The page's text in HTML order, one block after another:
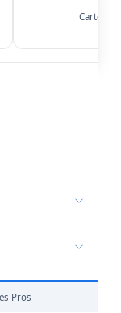
Carte,
Pros